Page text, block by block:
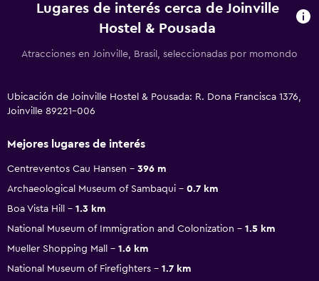
Lugares de interés cerca de Joinville
Hostel & Pousada
Atracciones en Joinville, Brasil, seleccionadas por momondo
Ubicación de Joinville Hostel & Pousada: R. Dona Francisca 1376,
Joinville 89221-006
Mejores lugares de interés
Centreventos Cau Hansen
396 m
Archaeological Museum of Sambaqui
0.7 km
Boa Vista Hill
1.3 km
National Museum of Immigration and Colonization
1.5 km
Mueller Shopping Mall
1.6 km
National Museum of Firefighters
1.7 km